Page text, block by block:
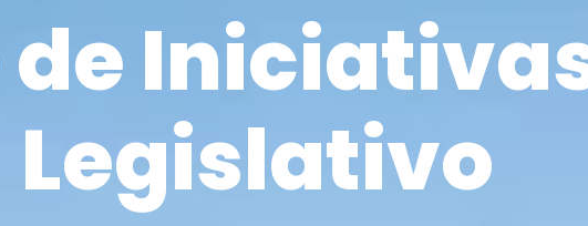
de
Legislativo